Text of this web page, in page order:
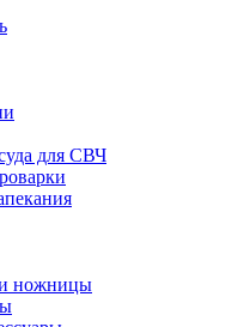
для СВЧ
ножницы